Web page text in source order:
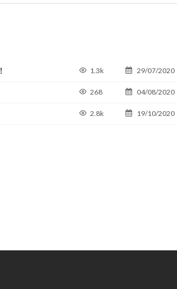
1.3k 29/07/2020
268 04/08/2020
2.8k 19/10/2020